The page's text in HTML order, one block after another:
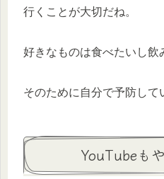
行くことが大切だね。
好きなものは食べたいし飲
そのために自分で予防して
YouTubeも